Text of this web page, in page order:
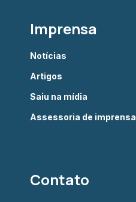
Imprensa
Notícias
Artigos
Saiu na mídia
Assessoria de imprensa
Contato